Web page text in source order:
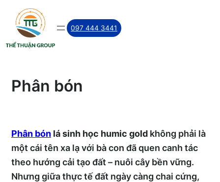
Skip
content
097 444 3441
Phân bón
Phân bón lá sinh học humic gold không phải là
một cái tên xa lạ với bà con đã quen canh tác
theo hướng cải tạo đất – nuôi cây bền vững.
Nhưng giữa thực tế đất ngày càng chai cứng,